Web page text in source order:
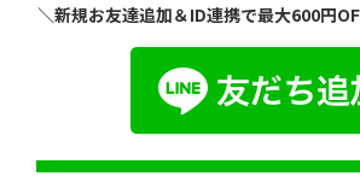
＼新規お友達追加＆ID連携で最大600円